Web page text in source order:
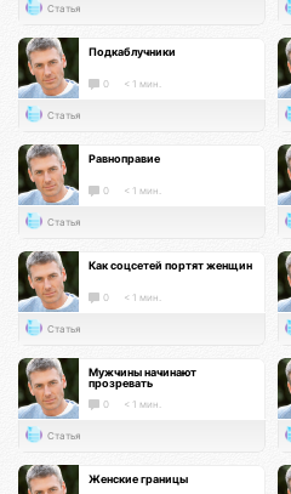
Статья
Подкаблучники
0 < 1 мин.
Статья
Равноправие
0 < 1 мин.
Статья
Как соцсетей портят женщин
0 < 1 мин.
Статья
Мужчины начинают
прозревать
0 < 1 мин.
Статья
Женские границы